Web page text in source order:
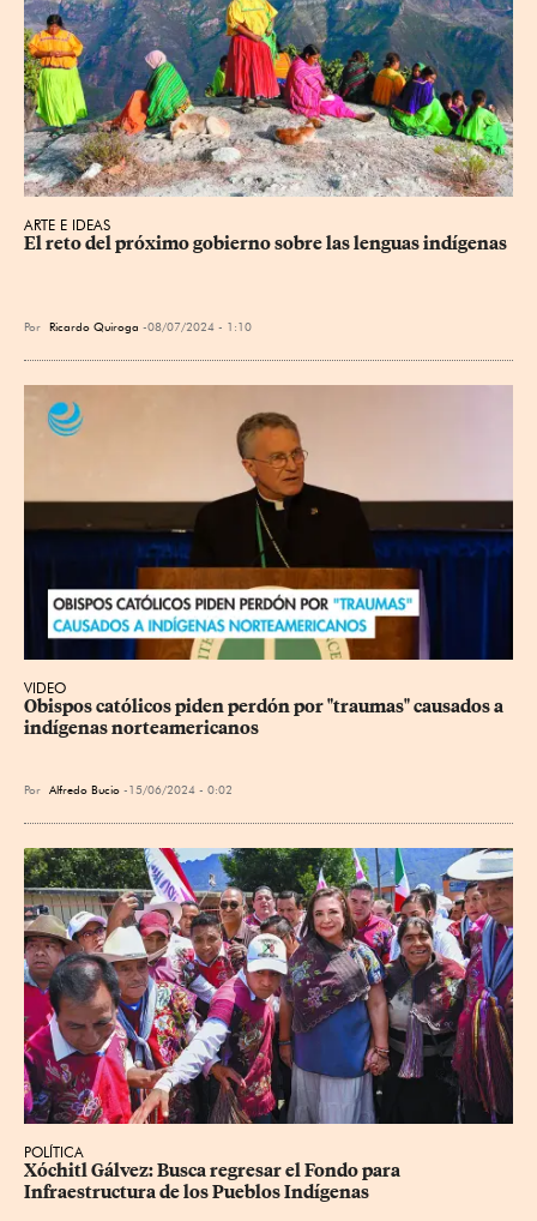
ARTE E IDEAS
El reto del próximo gobierno sobre las lenguas indígenas
Por Ricardo Quiroga 08/07/2024 - 1:10
VIDEO
Obispos católicos piden perdón por "traumas" causados a
indígenas norteamericanos
Por Alfredo Bucio 15/06/2024 - 0:02
POLÍTICA
Xóchitl Gálvez: Busca regresar el Fondo para
Infraestructura de los Pueblos Indígenas